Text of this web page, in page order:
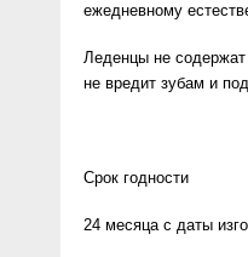
ежедневному
Леденцы не содержат
не вредит зубам и
Срок годности
24 месяца с даты